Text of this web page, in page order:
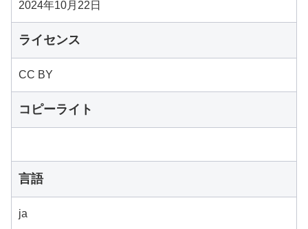
2024年10月22日
ライセンス
CC BY
コピーライト
言語
ja